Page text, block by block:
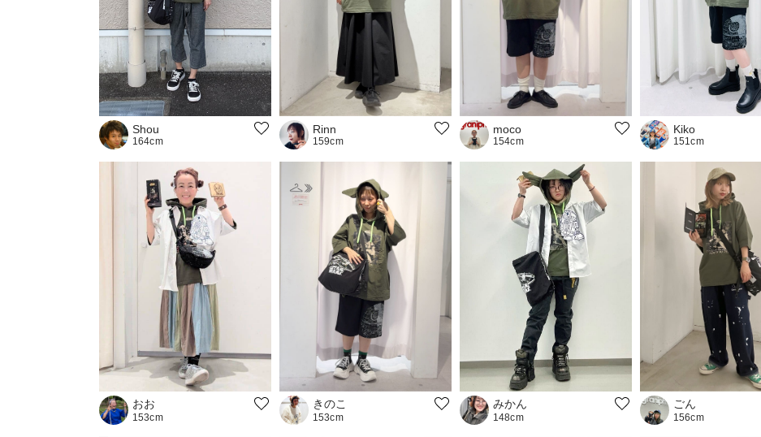
Shou
164cm
Rinn
159cm
moco
154cm
Kiko
151cm
おお
153cm
きのこ
153cm
みかん
148cm
ごん
156cm